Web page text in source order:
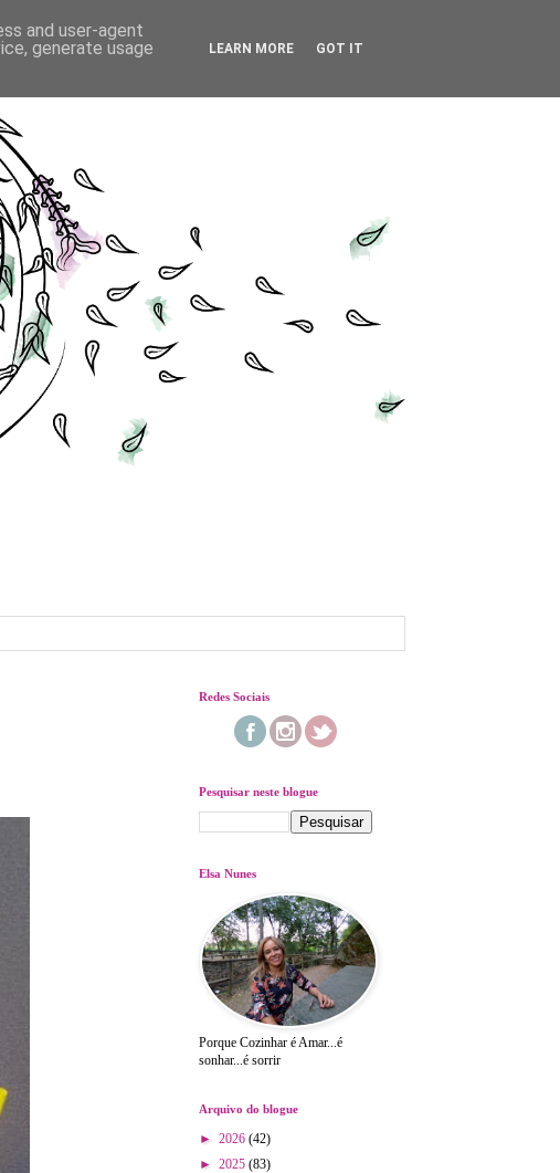
Redes Sociais
Pesquisar neste blogue
Elsa Nunes
Porque Cozinhar é Amar...é
sonhar...é sorrir
Arquivo do blogue
► 2026 (42)
► 2025 (83)
and user-agent
generate usage
LEARN MORE GOT IT